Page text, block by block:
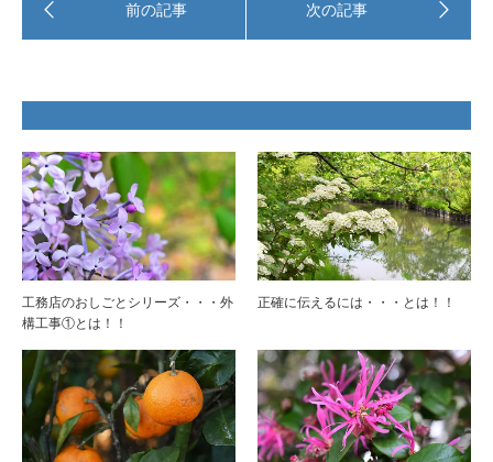
工務店のおしごとシリーズ・・・外
構工事①とは！！
正確に伝えるには・・・とは！！